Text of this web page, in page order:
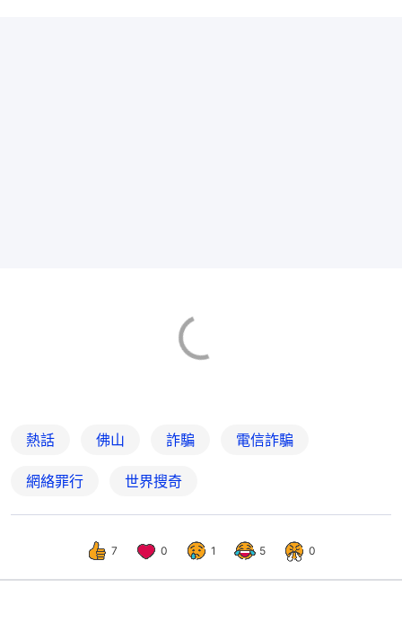
熱話 佛山 詐騙 電信詐騙
網絡罪行 世界搜奇
7 0 1 5 0